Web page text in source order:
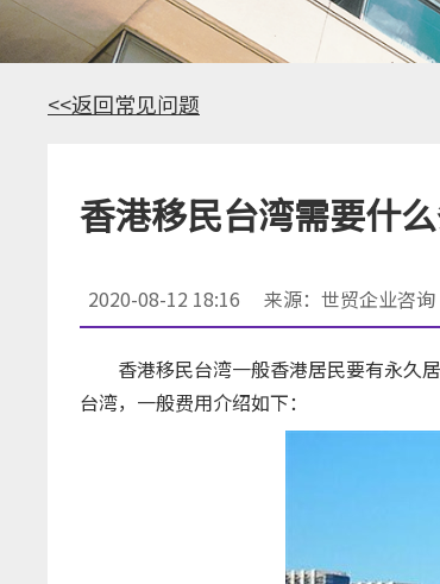
<<返回常见问题
香港移民台湾需要什
2020-08-12 18:16 来源：世贸企业咨询
香港移民台湾一般香港居民要有永久居
台湾，一般费用介绍如下：